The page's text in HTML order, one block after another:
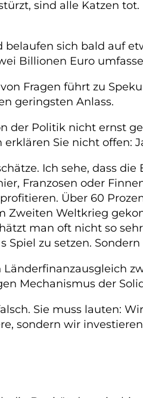
sind alle Katzen
belaufen sich bald auf
Billionen Euro
Fragen führt zu
geringsten Anlass.
der Politik nicht ernst
Sie nicht offen:
Ich sehe, dass
Franzosen oder
Über 60
Zweiten Weltkrieg
man oft nicht so
Spiel zu setzen.
Mechanismus der
Sie muss lauten:
sondern wir